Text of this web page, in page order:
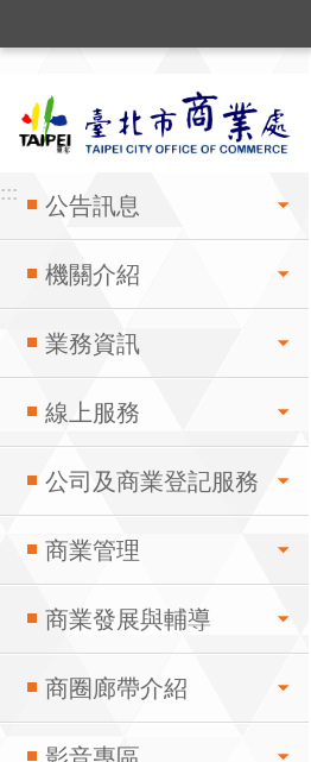
::: 公告訊息
機關介紹
業務資訊
線上服務
公司及商業登記服務
商業管理
商業發展與輔導
商圈廊帶介紹